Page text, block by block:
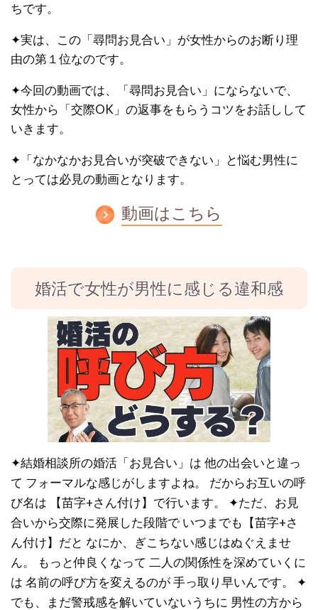
ちです。
✦実は、この「尋問お見合い」が女性からのお断り理
由の第１位なのです。
✦今回の動画では、「尋問お見合い」にならないで、
女性から「交際OK」の返事をもらうコツをお話しして
いきます。
✦「なかなかお見合いが突破できない」と悩む男性に
とっては必見の動画となります。
動画はこちら
婚活で女性が男性に感じる違和感
✦結婚相談所の婚活「お見合い」は 他の出会いと違っ
て フォーマルな感じがしますよね。 だからお互いの呼
び名は 【苗字+さん付け】で行います。 ✦ただ、お見
合いから交際に発展した段階で いつまでも【苗字+さ
ん付け】だと なにか、ぎこちない感じはぬぐえませ
ん。 もっと仲良くなって 二人の関係性を深めていくに
は 名前の呼び方を変えるのが 手っ取り早いんです。 ✦
でも、まだ警戒感を解いていないうちに 男性の方から